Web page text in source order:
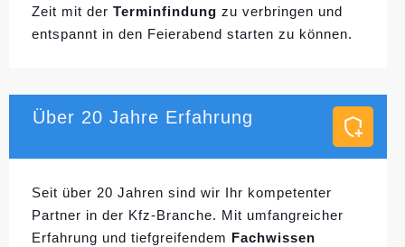
Zeit mit der Terminfindung zu verbringen und
entspannt in den Feierabend starten zu können.
Über 20 Jahre Erfahrung
Seit über 20 Jahren sind wir Ihr kompetenter
Partner in der Kfz-Branche. Mit umfangreicher
Erfahrung und tiefgreifendem Fachwissen